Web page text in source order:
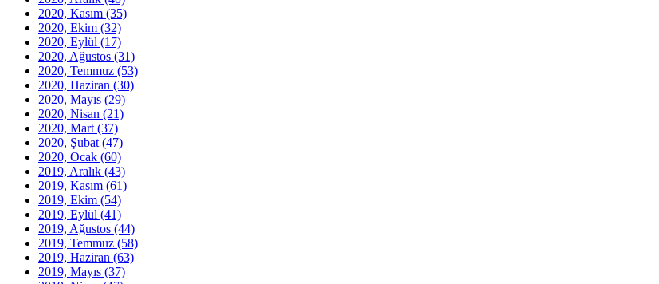
2020, Kasım (35)
2020, Ekim (32)
2020, Eylül (17)
2020, Ağustos (31)
2020, Temmuz (53)
2020, Haziran (30)
2020, Mayıs (29)
2020, Nisan (21)
2020, Mart (37)
2020, Şubat (47)
2020, Ocak (60)
2019, Aralık (43)
2019, Kasım (61)
2019, Ekim (54)
2019, Eylül (41)
2019, Ağustos (44)
2019, Temmuz (58)
2019, Haziran (63)
2019, Mayıs (37)